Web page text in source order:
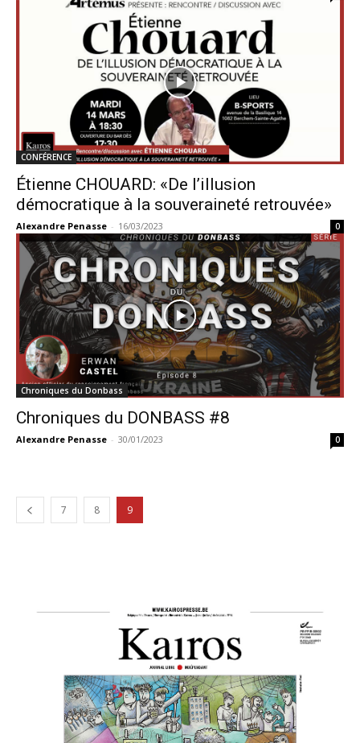
CONFÉRENCE
Étienne CHOUARD: «De l’illusion
démocratique à la souveraineté retrouvée»
Alexandre Penasse - 16/03/2023 0
Chroniques du Donbass
Chroniques du DONBASS #8
Alexandre Penasse - 30/01/2023 0
7 8 9